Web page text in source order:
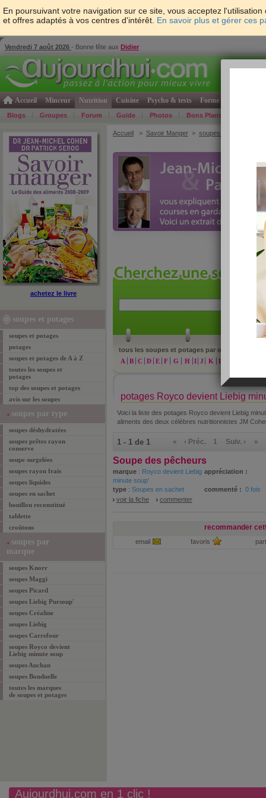
En poursuivant votre navigation sur ce site, vous acceptez
et offres adaptés à vos centres d'intérêt. En savoir plus et gérer ces
Vendredi 7 août 2026 - Bonne fête aux Didier
Accueil Minceur Nutrition Cuisine Psycho & tests Forme & santé
Blogs Groupes Forum Guide Photos Bons Plans
achetez le livre
soupes et potages
soupes et potages
potages
soupes et potages de A à Z
toutes les soupes et
potages
top des soupes et potages
avis sur les soupes
soupes par type
soupes déshydratées
soupes prêtes rayon
conserve
soupe surgelées
soupes rayon frais
soupes liquides
soupes en sachet
bouillon reconstitué
tablette
croûtons
soupes par
marque
soupes Knorr
soupes Maggi
soupes Picard
soupes Liebig Pursoup'
soupes Créaline
soupes Liebig
soupes Carrefour
soupes Royco devient
Liebig minute soup
soupes Auchan
soupes Bonduelle
toutes les marques
de soupes et potages
Accueil > Savoir Manger > soupes et potages
»
tous les soupes et potages par ordre
A
B C D E F G H I J K L
potages Royco devient Liebig
Voici la liste des potages Royco devient Liebig
aliments des deux célèbres nutritionnistes JM
1 - 1 de 1 « ‹ Préc. 1 Suiv. › »
Soupe des pêcheurs
marque : Royco devient Liebig
minute soup'
appréciation :
type : Soupes en sachet commenté : 0 fois
voir la fiche
commenter
recommander
email favoris
Aujourdhui.com en 1 clic !